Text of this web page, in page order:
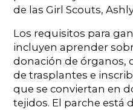
de las Girl Scouts,
Los requisitos para
incluyen aprender
donación de órganos,
de trasplantes e
que se conviertan en
tejidos. El parche está